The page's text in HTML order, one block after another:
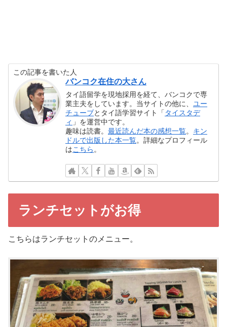
この記事を書いた人
バンコク在住の大さん
タイ語留学を現地採用を経て、バンコクで専
業主夫をしています。当サイトの他に、 ユー
チューブとタイ語学習サイト「 タイスタデ
ィ 」を運営中です。
趣味は読書。最近読んだ本の感想一覧。 キン
ドルで出版した本一覧。詳細なプロフィール
はこちら 。
ランチセットがお得
こちらはランチセットのメニュー。